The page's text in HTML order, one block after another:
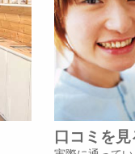
口コミを見